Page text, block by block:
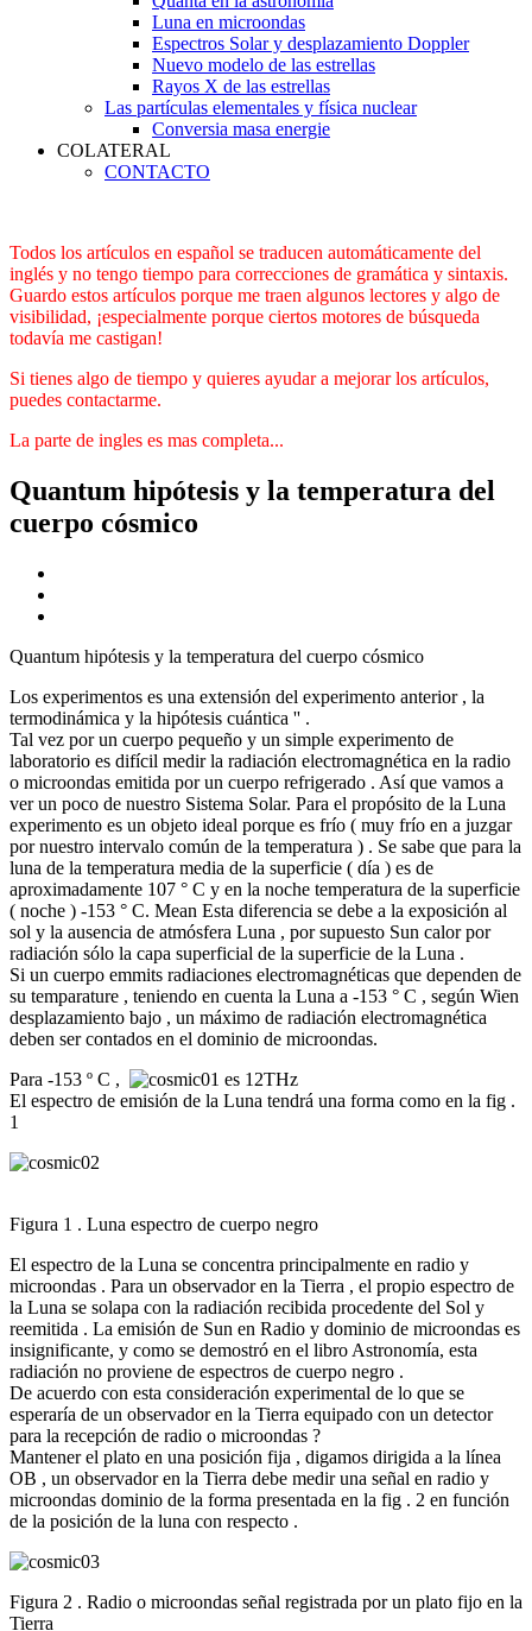
Luna en microondas
Espectros Solar y desplazamiento Doppler
Nuevo modelo de las estrellas
Rayos X de las estrellas
Las partículas elementales y física nuclear
Conversia masa energie
COLATERAL
CONTACTO
Todos los artículos en español se traducen automáticamente del
inglés y no tengo tiempo para correcciones de gramática y sintaxis.
Guardo estos artículos porque me traen algunos lectores y algo de
visibilidad, ¡especialmente porque ciertos motores de búsqueda
todavía me castigan!
Si tienes algo de tiempo y quieres ayudar a mejorar los artículos,
puedes contactarme.
La parte de ingles es mas completa...
Quantum hipótesis y la temperatura del
cuerpo cósmico
Quantum hipótesis y la temperatura del cuerpo cósmico
Los experimentos es una extensión del experimento anterior , la
termodinámica y la hipótesis cuántica '' .
Tal vez por un cuerpo pequeño y un simple experimento de
laboratorio es difícil medir la radiación electromagnética en la radio
o microondas emitida por un cuerpo refrigerado . Así que vamos a
ver un poco de nuestro Sistema Solar. Para el propósito de la Luna
experimento es un objeto ideal porque es frío ( muy frío en a juzgar
por nuestro intervalo común de la temperatura ) . Se sabe que para la
luna de la temperatura media de la superficie ( día ) es de
aproximadamente 107 ° C y en la noche temperatura de la superficie
( noche ) -153 ° C. Mean Esta diferencia se debe a la exposición al
sol y la ausencia de atmósfera Luna , por supuesto Sun calor por
radiación sólo la capa superficial de la superficie de la Luna .
Si un cuerpo emmits radiaciones electromagnéticas que dependen de
su temparature , teniendo en cuenta la Luna a -153 ° C , según Wien
desplazamiento bajo , un máximo de radiación electromagnética
deben ser contados en el dominio de microondas.
Para -153 º C ,
es 12THz
El espectro de emisión de la Luna tendrá una forma como en la fig .
1
Figura 1 . Luna espectro de cuerpo negro
El espectro de la Luna se concentra principalmente en radio y
microondas . Para un observador en la Tierra , el propio espectro de
la Luna se solapa con la radiación recibida procedente del Sol y
reemitida . La emisión de Sun en Radio y dominio de microondas es
insignificante, y como se demostró en el libro Astronomía, esta
radiación no proviene de espectros de cuerpo negro .
De acuerdo con esta consideración experimental de lo que se
esperaría de un observador en la Tierra equipado con un detector
para la recepción de radio o microondas ?
Mantener el plato en una posición fija , digamos dirigida a la línea
OB , un observador en la Tierra debe medir una señal en radio y
microondas dominio de la forma presentada en la fig . 2 en función
de la posición de la luna con respecto .
Figura 2 . Radio o microondas señal registrada por un plato fijo en la
Tierra